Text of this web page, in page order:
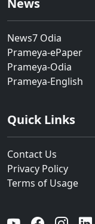
News7 Odia
Prameya-ePaper
Prameya-Odia
Prameya-English
Quick Links
Contact Us
Privacy Policy
Terms of Usage
YouTube Facebook Instagram